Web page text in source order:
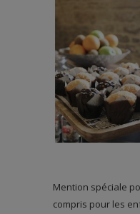
Mention spéciale
compris pour les